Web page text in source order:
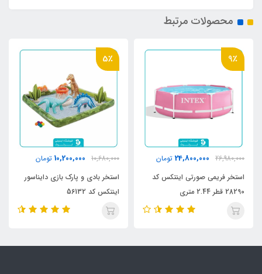
محصولات مرتبط
9٪
26,980,000
24,800,000 تومان
استخر فریمی صورتی اینتکس کد
28290 قطر 2.44 متری
5٪
10,680,000
10,200,000 تومان
استخر بادی و پارک بازی دایناسور
اینتکس کد 56132